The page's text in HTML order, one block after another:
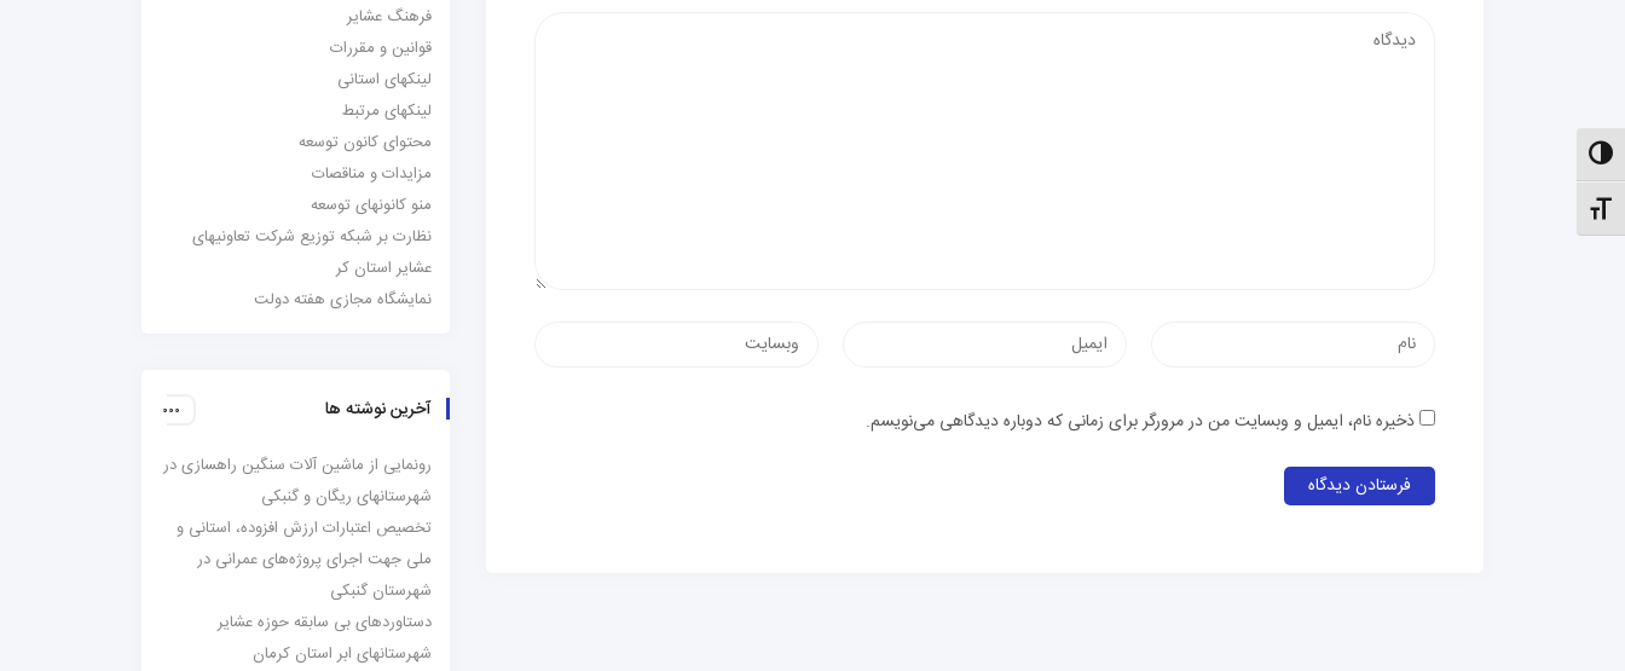
حالت کنتراست بالا
تنظیم اندازهٔ فونت
پست
وب‌سایت
ذخیره نام، ایمیل و وبسایت من در مرورگر برای زمانی که دوباره دیدگاهی می‌نویسم.
فرهنگ عشایر
قوانین و مقررات
لینکهای استانی
لینکهای مرتبط
محتوای کانون توسعه
مزایدات و مناقصات
منو کانونهای توسعه
نظارت بر شبکه توزیع شرکت تعاونیهای
عشایر استان کر
نمایشگاه مجازی هفته دولت
آخرین نوشته ها
رونمایی از ماشین آلات سنگین راهسازی در
شهرستانهای ریگان و گنبکی
تخصیص اعتبارات ارزش افزوده، استانی و
ملی جهت اجرای پروژه‌های عمرانی در
شهرستان گنبکی
دستاوردهای بی سابقه حوزه عشایر
شهرستانهای ابر استان کرمان